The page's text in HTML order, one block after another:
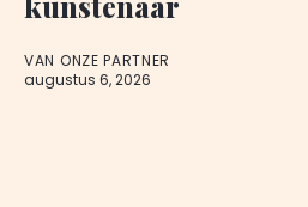
VAN ONZE PARTNER
augustus 6, 2026